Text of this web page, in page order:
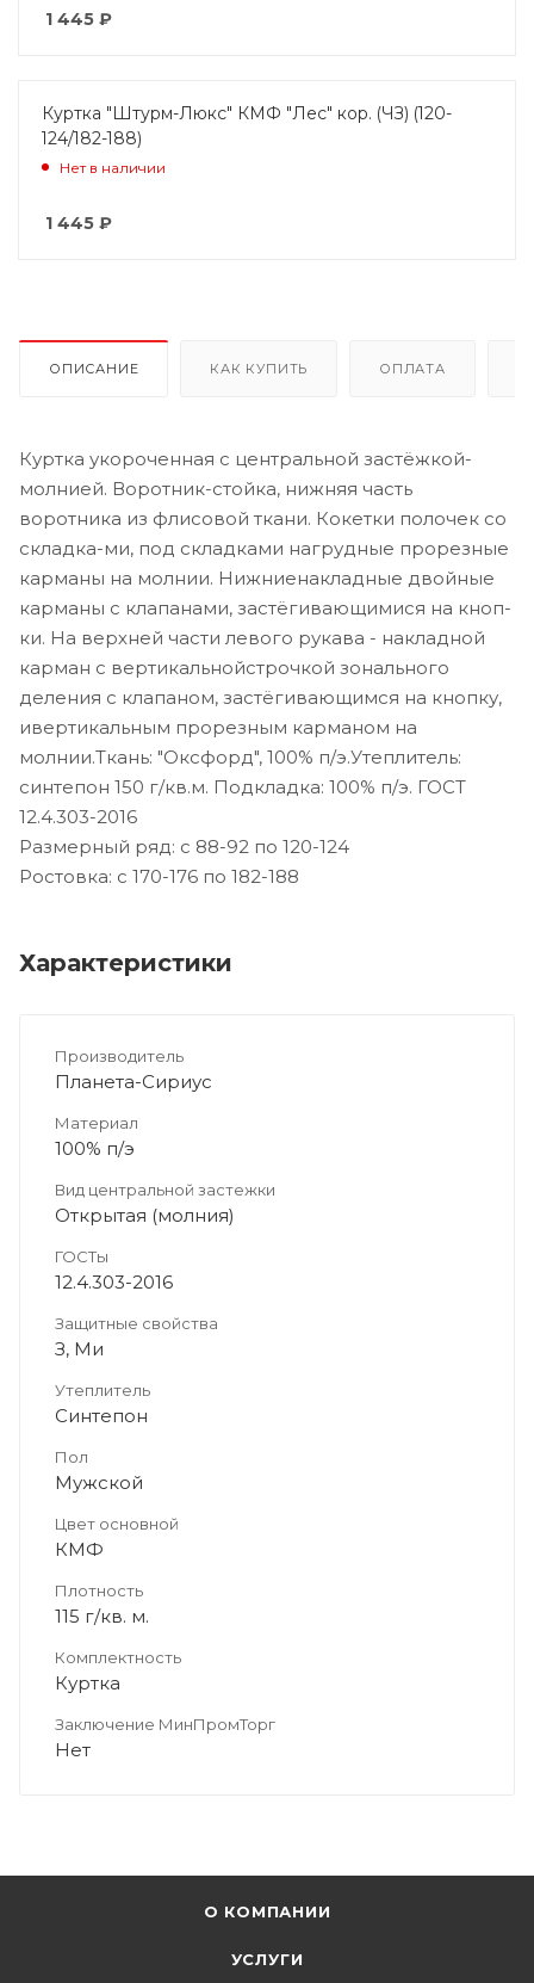
1 445 ₽
Куртка "Штурм-Люкс" КМФ "Лес" кор. (ЧЗ) (120-
124/182-188)
Нет в наличии
1 445 ₽
ОПИСАНИЕ КАК КУПИТЬ ОПЛАТА
Куртка укороченная с центральной застёжкой-
молнией. Воротник-стойка, нижняя часть
воротника из флисовой ткани. Кокетки полочек со
складка-ми, под складками нагрудные прорезные
карманы на молнии. Нижниенакладные двойные
карманы с клапанами, застёгивающимися на кноп-
ки. На верхней части левого рукава - накладной
карман с вертикальнойстрочкой зонального
деления с клапаном, застёгивающимся на кнопку,
ивертикальным прорезным карманом на
молнии.Ткань: "Оксфорд", 100% п/э.Утеплитель:
синтепон 150 г/кв.м. Подкладка: 100% п/э. ГОСТ
12.4.303-2016
Размерный ряд: с 88-92 по 120-124
Ростовка: с 170-176 по 182-188
Характеристики
Производитель
Планета-Сириус
Материал
100% п/э
Вид центральной застежки
Открытая (молния)
ГОСТы
12.4.303-2016
Защитные свойства
З, Ми
Утеплитель
Синтепон
Пол
Мужской
Цвет основной
КМФ
Плотность
115 г/кв. м.
Комплектность
Куртка
Заключение МинПромТорг
Нет
О КОМПАНИИ
УСЛУГИ